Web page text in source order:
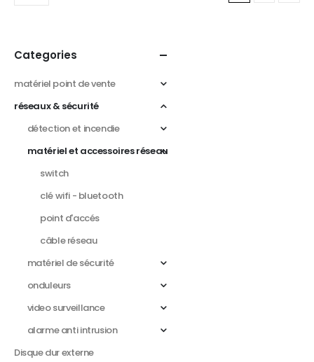
Categories
matériel point de vente
réseaux & sécurité
détection et incendie
matériel et accessoires réseau
switch
clé wifi - bluetooth
point d'accés
câble réseau
matériel de sécurité
onduleurs
video surveillance
alarme anti intrusion
Disque dur externe